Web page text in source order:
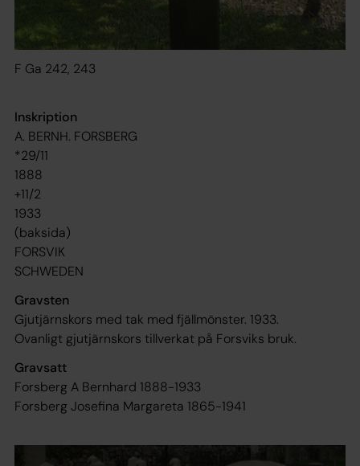
F Ga 242, 243
Inskription
A. BERNH. FORSBERG
*29/11
1888
+11/2
1933
(baksida)
FORSVIK
SCHWEDEN
Gravsten
Gjutjärnskors med tak med fjällmönster. 1933.
Ovanligt gjutjärnskors tillverkat på Forsviks bruk.
Gravsatt
Forsberg A Bernhard 1888-1933
Forsberg Josefina Margareta 1865-1941